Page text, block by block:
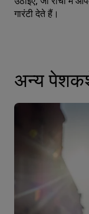
गारंटी देते हैं।
अन्य